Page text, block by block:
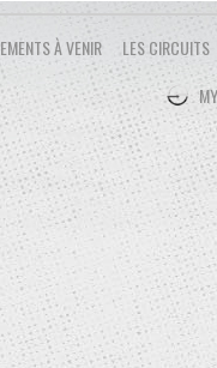
À VENIR
LES CIRCUITS